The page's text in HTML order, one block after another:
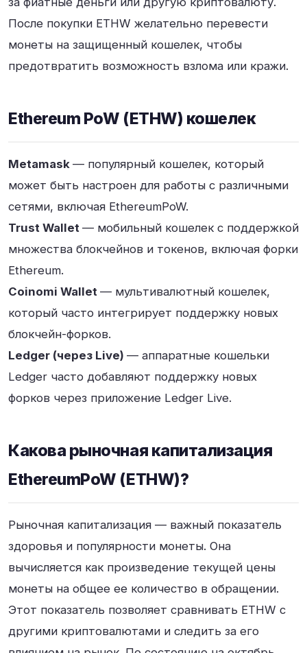
После покупки ETHW желательно перевести
монеты на защищенный кошелек, чтобы
предотвратить возможность взлома или кражи.
Ethereum PoW (ETHW) кошелек
Metamask — популярный кошелек, который
может быть настроен для работы с различными
сетями, включая EthereumPoW.
Trust Wallet — мобильный кошелек с поддержкой
множества блокчейнов и токенов, включая форки
Ethereum.
Coinomi Wallet — мультивалютный кошелек,
который часто интегрирует поддержку новых
блокчейн-форков.
Ledger (через Live) — аппаратные кошельки
Ledger часто добавляют поддержку новых
форков через приложение Ledger Live.
Какова рыночная капитализация
EthereumPoW (ETHW)?
Рыночная капитализация — важный показатель
здоровья и популярности монеты. Она
вычисляется как произведение текущей цены
монеты на общее ее количество в обращении.
Этот показатель позволяет сравнивать ETHW с
другими криптовалютами и следить за его